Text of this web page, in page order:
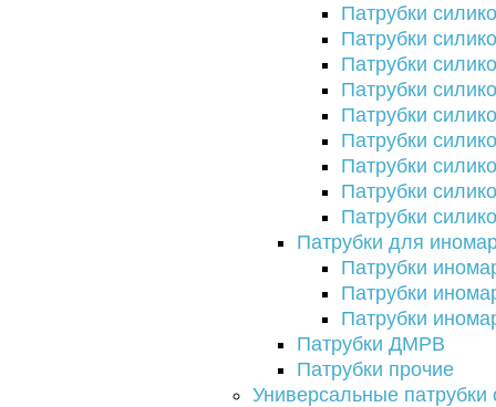
Патрубки
Патрубки
Патрубки
Патрубки
Патрубки
Патрубки
Патрубки
Патрубки
Патрубки
Патрубки для
Патрубки
Патрубки
Патрубки
Патрубки ДМРВ
Патрубки прочие
Универсальные патрубки